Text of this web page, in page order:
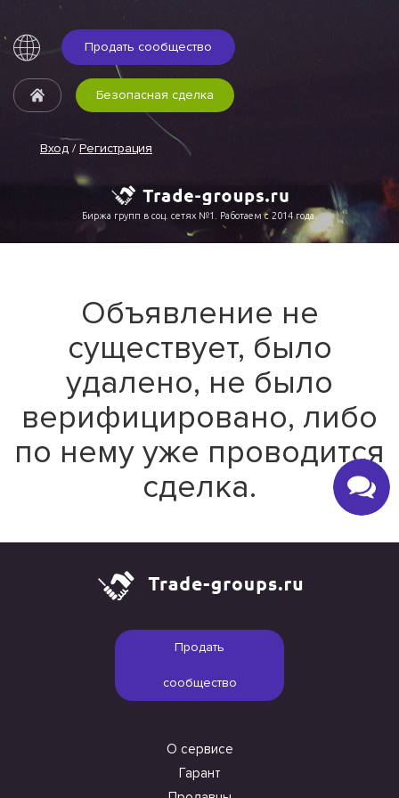
Продать сообщество
Вход / Регистрация
Безопасная сделка
Биржа групп в соц. сетях №1. Работаем с 2014 года.
Объявление не
существует, было
удалено, не было
верифицировано, либо
по нему уже проводится
сделка.
Продать
сообщество
О сервисе
Гарант